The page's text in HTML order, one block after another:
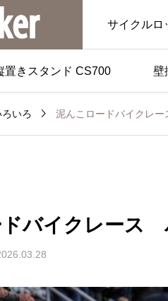
サイクルロ
置きスタンド CS700 壁
ろいろ  泥んこロードバイクレ
バイクレース